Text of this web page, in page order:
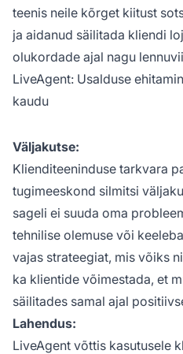
teenis neile kõrget kiitust
ja aidanud säilitada kliendi
olukordade ajal nagu
LiveAgent: Usalduse
kaudu
Väljakutse:
Klienditeeninduse tarkvara
tugimeeskond silmitsi
sageli ei suuda oma
tehnilise olemuse või
vajas strateegiat, mis võiks
ka klientide võimestada, et
säilitades samal ajal
Lahendus:
LiveAgent võttis kasutusele